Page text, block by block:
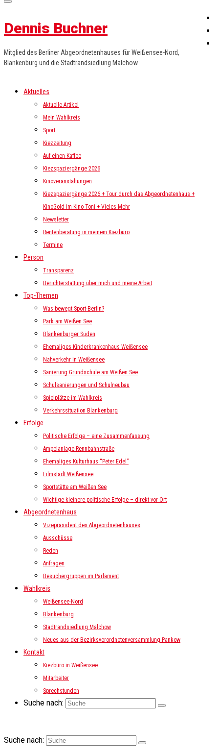
Dennis Buchner
Mitglied des Berliner Abgeordnetenhauses für Weißensee-Nord,
Blankenburg und die Stadtrandsiedlung Malchow
Aktuelles
Aktuelle Artikel
Mein Wahlkreis
Sport
Kiezzeitung
Auf einen Kaffee
Kiezspaziergänge 2026
Kinoveranstaltungen
Kiezspaziergänge 2026 + Tour durch das Abgeordnetenhaus +
KinoGold im Kino Toni + Vieles Mehr
Newsletter
Rentenberatung in meinem Kiezbüro
Termine
Person
Transparenz
Berichterstattung über mich und meine Arbeit
Top-Themen
Was bewegt Sport-Berlin?
Park am Weißen See
Blankenburger Süden
Ehemaliges Kinderkrankenhaus Weißensee
Nahverkehr in Weißensee
Sanierung Grundschule am Weißen See
Schulsanierungen und Schulneubau
Spielplätze im Wahlkreis
Verkehrssituation Blankenburg
Erfolge
Politische Erfolge – eine Zusammenfassung
Ampelanlage Rennbahnstraße
Ehemaliges Kulturhaus “Peter Edel”
Filmstadt Weißensee
Sportstätte am Weißen See
Wichtige kleinere politische Erfolge – direkt vor Ort
Abgeordnetenhaus
Vizepräsident des Abgeordnetenhauses
Ausschüsse
Reden
Anfragen
Besuchergruppen im Parlament
Wahlkreis
Weißensee-Nord
Blankenburg
Stadtrandsiedlung Malchow
Neues aus der Bezirksverordnetenversammlung Pankow
Kontakt
Kiezbüro in Weißensee
Mitarbeiter
Sprechstunden
Suche nach:
Suche nach: